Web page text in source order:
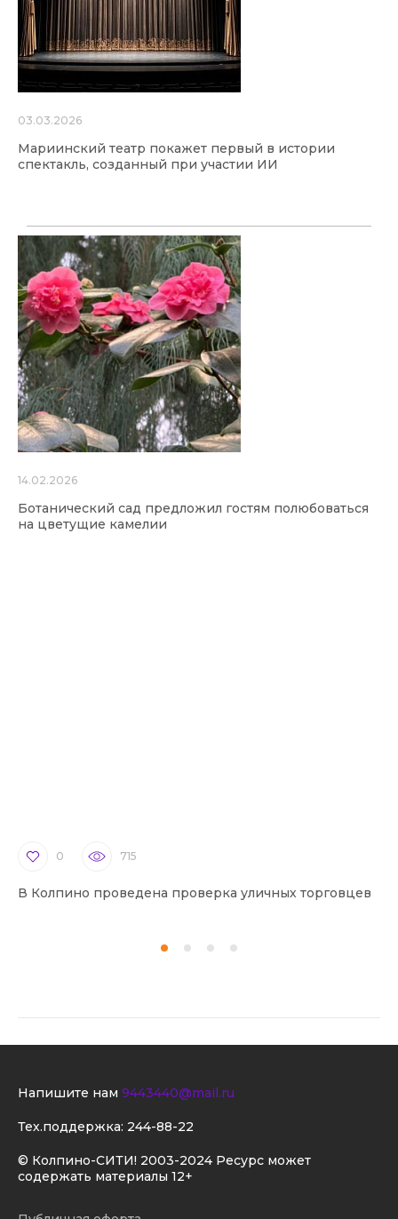
03.03.2026
Мариинский театр покажет первый в истории
спектакль, созданный при участии ИИ
14.02.2026
Ботанический сад предложил гостям полюбоваться
на цветущие камелии
0 715
В Колпино проведена проверка уличных торговцев
© Колпино-СИТИ! 2003-2024 Ресурс может
содержать материалы 12+
Напишите нам 9443440@mail.ru
Тех.поддержка: 244-88-22